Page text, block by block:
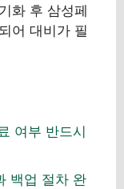
화 후 삼성페
어 대비가 필
여부 반드시
백업 절차 완